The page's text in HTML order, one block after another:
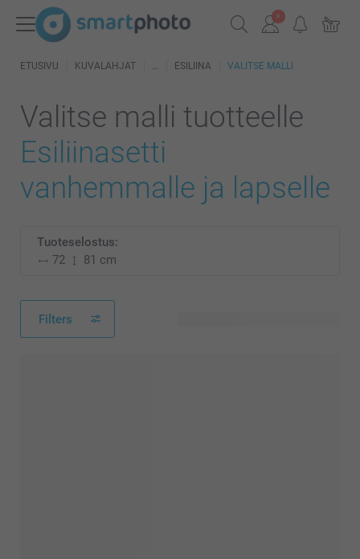
ETUSIVU KUVALAHJAT ESILIINA VALITSE MALLI
Valitse malli tuotteelle
Esiliinasetti
vanhemmalle ja lapselle
Tuoteselostus:
72
81 cm
Filters